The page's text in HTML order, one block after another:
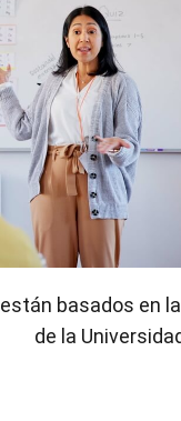
están basados en
de la